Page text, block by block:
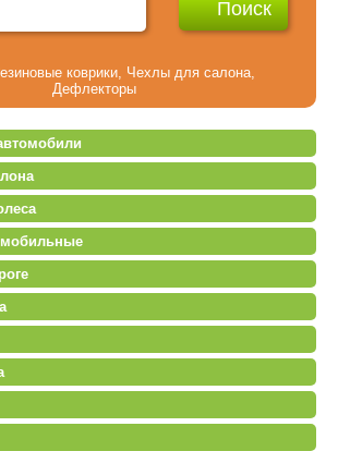
коврики Чехлы для салона
Дефлекторы